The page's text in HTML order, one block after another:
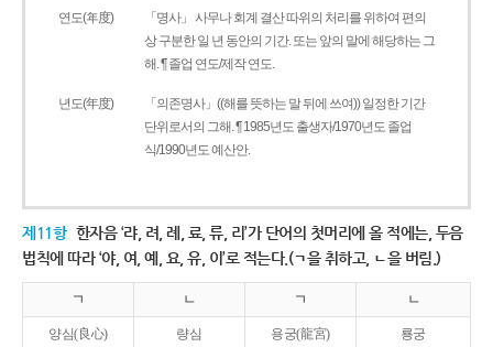
연도(年度)
「명사」 사무나 회계 결산 따위의 처리를 위하여 편의
상 구분한 일 년 동안의 기간. 또는 앞의 말에 해당하는 그
해. ¶ 졸업 연도/제작 연도.
년도(年度)
「의존명사」((해를 뜻하는 말 뒤에 쓰여)) 일정한 기간
단위로서의 그해. ¶ 1985년도 출생자/1970년도 졸업
식/1990년도 예산안.
제11항 한자음 ‘랴, 려, 례, 료, 류, 리’가 단어의 첫머리에 올 적에는, 두음
법칙에 따라 ‘야, 여, 예, 요, 유, 이’로 적는다.(ㄱ을 취하고, ㄴ을 버림.)
ㄱ ㄴ ㄱ ㄴ
양심(良心) 량심 용궁(龍宮) 룡궁